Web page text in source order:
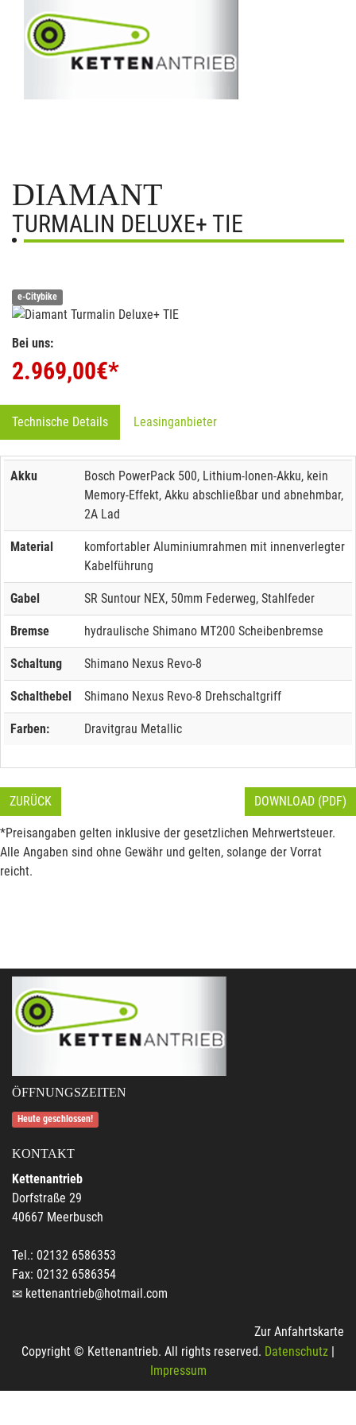
DIAMANT
TURMALIN DELUXE+ TIE
e-Citybike
Bei uns:
2.969,00€*
Technische Details Leasinganbieter
Akku
Bosch PowerPack 500, Lithium-Ionen-Akku, kein
Memory-Effekt, Akku abschließbar und abnehmbar,
2A Lad
Material
komfortabler Aluminiumrahmen mit innenverlegter
Kabelführung
Gabel SR Suntour NEX, 50mm Federweg, Stahlfeder
Bremse hydraulische Shimano MT200 Scheibenbremse
Schaltung Shimano Nexus Revo-8
Schalthebel Shimano Nexus Revo-8 Drehschaltgriff
Farben: Dravitgrau Metallic
ZURÜCK DOWNLOAD (PDF)
*Preisangaben gelten inklusive der gesetzlichen Mehrwertsteuer.
Alle Angaben sind ohne Gewähr und gelten, solange der Vorrat
reicht.
ÖFFNUNGSZEITEN
Heute geschlossen!
KONTAKT
Kettenantrieb
Dorfstraße 29
40667 Meerbusch
Tel.: 02132 6586353
Fax: 02132 6586354
kettenantrieb@hotmail.com
Zur Anfahrtskarte
Copyright © Kettenantrieb. All rights reserved. Datenschutz |
Impressum